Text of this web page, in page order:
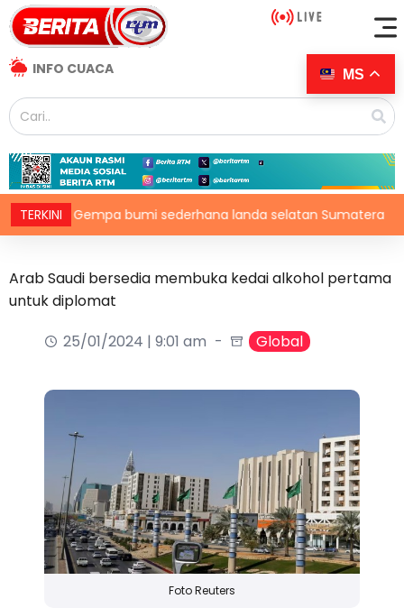
INFO CUACA
TERKINI
Gempa bumi sederhana landa selatan Sumatera
Arab Saudi bersedia membuka kedai alkohol pertama
untuk diplomat
25/01/2024 | 9:01 am
Global
Foto Reuters
MS